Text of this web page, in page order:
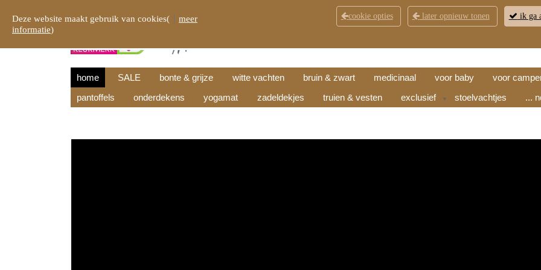
KLANTENSERVICE CONTACT
home SALE bonte & grijze witte vachten bruin & zwart medicinaal voor baby voor
pantoffels
onderdekens yogamat zadeldekjes truien & vesten exclusief ▼ stoelvachtjes ...
Deze website maakt gebruik van cookies(
meer
informatie)
cookie opties later opnieuw tonen ik ga